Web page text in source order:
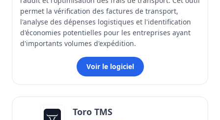
permet la vérification des factures de transport,
l'analyse des dépenses logistiques et l'identification
d'économies potentielles pour les entreprises ayant
d'importants volumes d'expédition.
Voir le logiciel
Toro TMS